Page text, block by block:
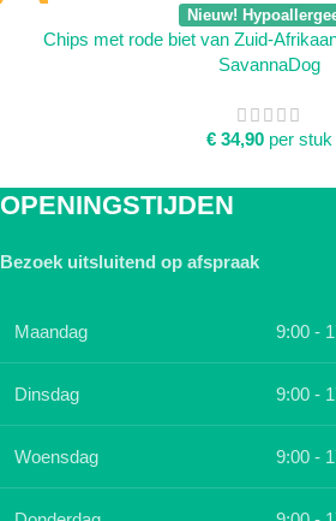
Nieuw!
Chips met rode biet van Zuid-
SavannaDog
€34,90 per stuk
OPENINGSTIJDEN
Bezoek uitsluitend op afspraak
Maandag 9:00 -
Dinsdag 9:00 -
Woensdag 9:00 -